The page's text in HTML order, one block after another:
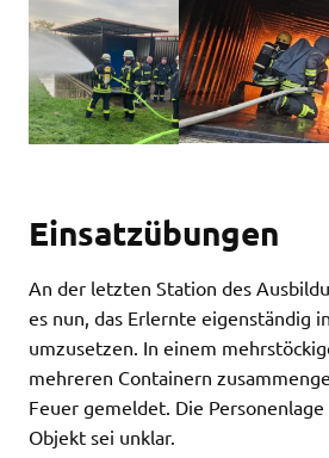
Einsatzübungen
An der letzten Station des
es nun, das Erlernte eigenständig
umzusetzen. In einem
mehreren Containern
Feuer gemeldet. Die
Objekt sei unklar.